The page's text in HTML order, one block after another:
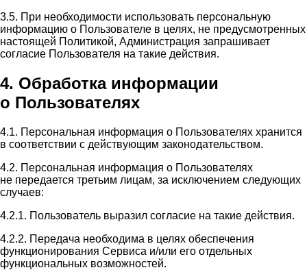
3.5. При необходимости использовать персональную
информацию о Пользователе в целях, не предусмотренных
настоящей Политикой, Администрация запрашивает
согласие Пользователя на такие действия.
4. Обработка информации
о Пользователях
4.1. Персональная информация о Пользователях хранится
в соответствии с действующим законодательством.
4.2. Персональная информация о Пользователях
не передается третьим лицам, за исключением следующих
случаев:
4.2.1. Пользователь выразил согласие на такие действия.
4.2.2. Передача необходима в целях обеспечения
функционирования Сервиса и/или его отдельных
функциональных возможностей.